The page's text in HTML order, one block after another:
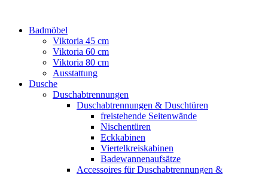
Badmöbel
Viktoria 45 cm
Viktoria 60 cm
Viktoria 80 cm
Ausstattung
Dusche
Duschabtrennungen
Duschabtrennungen & Duschtüren
freistehende Seitenwände
Nischentüren
Eckkabinen
Viertelkreiskabinen
Badewannenaufsätze
Accessoires für Duschabtrennungen &